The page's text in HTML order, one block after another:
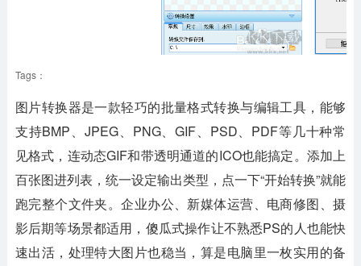
Tags：
图片转换器是一款轻巧的批量格式转换与编辑工具，能够
支持BMP、JPEG、PNG、GIF、PSD、PDF等几十种常
见格式，连动态GIF和带透明通道的ICO也能搞定。添加上
百张图进列表，统一设定输出类型，点一下“开始转换”就能
跑完整个文件夹。企业办公、新媒体运营、电商修图、摄
影后期等场景都适用，傻瓜式操作让不熟悉PS的人也能快
速出活，处理特大图片也稳当，算是电脑里一枚实用的备